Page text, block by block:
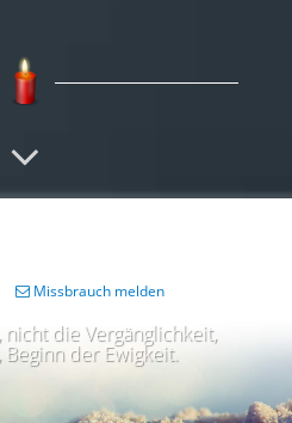
Art habe ich überaus
verdrietig Petra. Ik vond je
die Vergänglichkeit,
der Ewigkeit.
Missbrauch melden